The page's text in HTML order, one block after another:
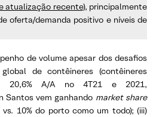
atualização recente), principalmente
oferta/demanda positivo e níveis de
de volume apesar dos desafios
de contêineres (contêineres
e 20,6% A/A no 4T21 e 2021,
Santos vem ganhando market share
10% do porto como um todo); (iii)